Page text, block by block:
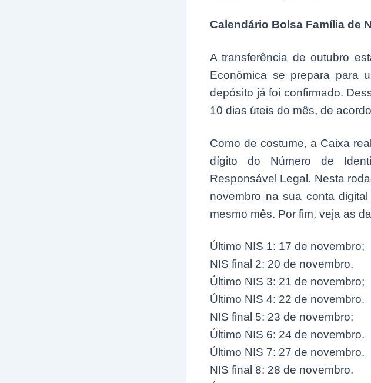
Calendário Bolsa Família de
A transferência de outubro
Econômica se prepara para
depósito já foi confirmado.
10 dias úteis do mês, de
Como de costume, a Caixa
dígito do Número de
Responsável Legal. Nesta
novembro na sua conta
mesmo mês. Por fim, veja as
Último NIS 1: 17 de novembro;
NIS final 2: 20 de novembro.
Último NIS 3: 21 de novembro;
Último NIS 4: 22 de novembro.
NIS final 5: 23 de novembro;
Último NIS 6: 24 de novembro.
Último NIS 7: 27 de novembro.
NIS final 8: 28 de novembro.